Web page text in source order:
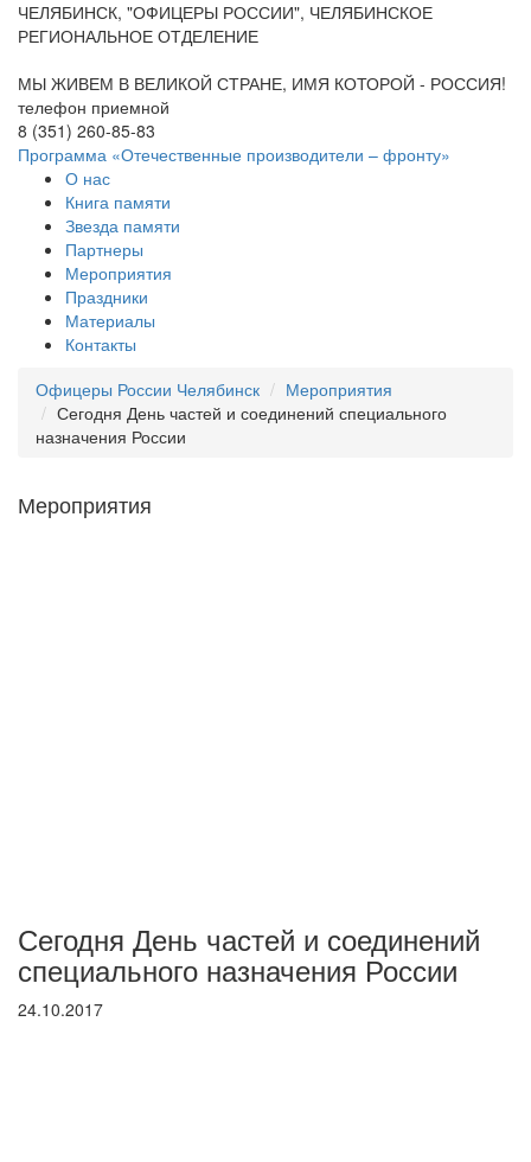
ЧЕЛЯБИНСК, "ОФИЦЕРЫ РОССИИ", ЧЕЛЯБИНСКОЕ
РЕГИОНАЛЬНОЕ ОТДЕЛЕНИЕ
МЫ ЖИВЕМ В ВЕЛИКОЙ СТРАНЕ, ИМЯ КОТОРОЙ - РОССИЯ!
телефон приемной
8 (351) 260-85-83
Программа «Отечественные производители – фронту»
О нас
Книга памяти
Звезда памяти
Партнеры
Мероприятия
Праздники
Материалы
Контакты
Офицеры России Челябинск
Мероприятия
Сегодня День частей и соединений специального
назначения России
Мероприятия
Сегодня День частей и соединений
специального назначения России
24.10.2017